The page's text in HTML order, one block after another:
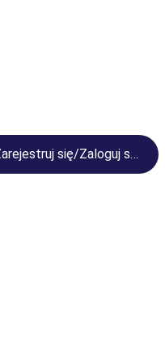
się/Zaloguj się